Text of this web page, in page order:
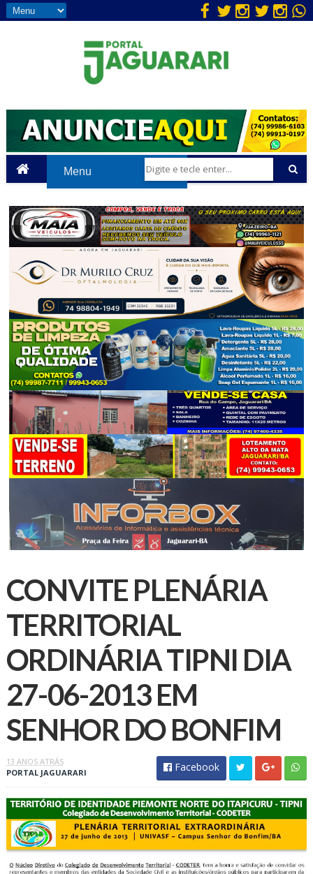
CONVITE PLENÁRIA
TERRITORIAL
ORDINÁRIA TIPNI DIA
27-06-2013‏ EM
SENHOR DO BONFIM
13 ANOS ATRÁS
PORTAL JAGUARARI
Facebook